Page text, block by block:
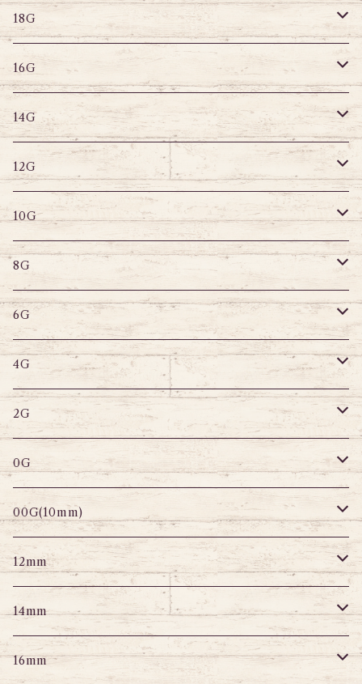
18G
10G
8G
6G
リングピアス
その他
キャプティブリング
ラブレット
18G
キャプティブリング
ストレートバーベル
デザインバーベル
ラブレット
バナナバーベル
鼻ピアス
16G
キャプティブリング
ストレートバーベル
デザインバーベル
ラブレット
バナナバーベル
へそピアス
サーキュラー
スパイラル
変形ピアス
セグメントリング
ニップルピアス
スクランパー
フェイクプラグ
14G
キャプティブリング
ストレートバーベル
デザインバーベル
ラブレット
バナナバーベル
へそピアス
サーキュラー
スパイラル
セグメント
変形ピアス
ニップルピアス
パーツ
12G
キャプティブリング
ストレートバーベル
ラブレット
バナナバーベル
セグメントリング
サーキュラーバーベル
パーツ
10G
キャプティブリング
ストレートバーベル
ラブレット
バナナバーベル
セグメントリング
プラグ
パーツ
8G
キャプティブリング
ストレートバーベル
ラブレット
セグメントリング
プラグ
トンネル
アイレット
エキスパンダー
6G
キャプティブリング
ストレートバーベル
トンネル
プラグ
アイレット
エキスパンダー
パーツ
4G
キャプティブリング
ストレートバーベル
サーキュラー
トンネル
プラグ
アイレット
2G
トンネル
プラグ
アイレット
エキスパンダー
パーツ
0G
トンネル
プラグ
アイレット
エキスパンダー
00G(10mm)
トンネル
プラグ
アイレット
12mm
トンネル
プラグ
14mm
トンネル
16mm